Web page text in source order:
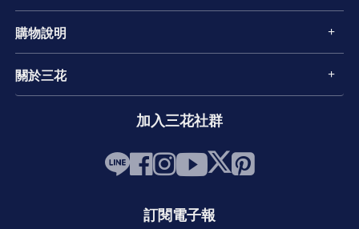
購物說明
關於三花
加入三花社群
訂閱電子報